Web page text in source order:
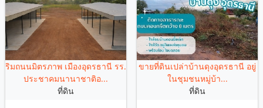
ริมถนนมิตรภาพ เมืองอุดรธานี รร.
ประชาคมนานาชาติอ...
ที่ดิน
ขายที่ดินเปล่าบ้านดุงอุดรธานี อยู่
ในชุมชนหมู่บ้า...
ที่ดิน